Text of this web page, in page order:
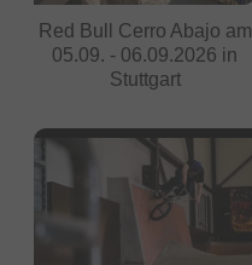
Red Bull Cerro Abajo am
05.09. - 06.09.2026 in
Stuttgart